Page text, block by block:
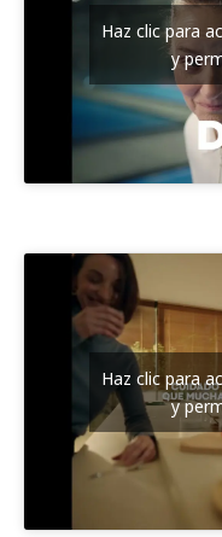
Haz clic para
y
Haz clic para
y